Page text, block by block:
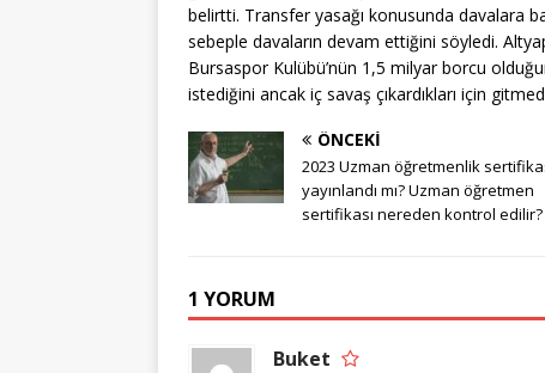
belirtti. Transfer yasağı konusunda davalara
sebeple davaların devam ettiğini söyledi.
Bursaspor Kulübü’nün 1,5 milyar borcu
istediğini ancak iç savaş çıkardıkları için
ÖNCEKI
2023 Uzman öğretmenlik
yayınlandı mı? Uzman öğretmen
sertifikası nereden kontrol edilir?
1 YORUM
Buket